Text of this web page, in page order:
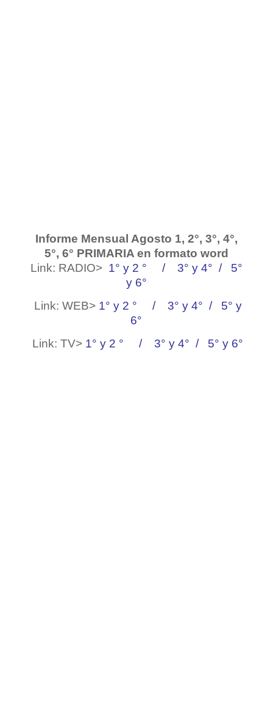
Informe Mensual Agosto 1, 2°, 3°, 4°,
5°, 6° PRIMARIA en formato word
Link: RADIO> 1° y 2 ° / 3° y 4° / 5°
y 6°
Link: WEB> 1° y 2 ° / 3° y 4° / 5° y
6°
Link: TV> 1° y 2 ° /3° y 4° / 5° y 6°